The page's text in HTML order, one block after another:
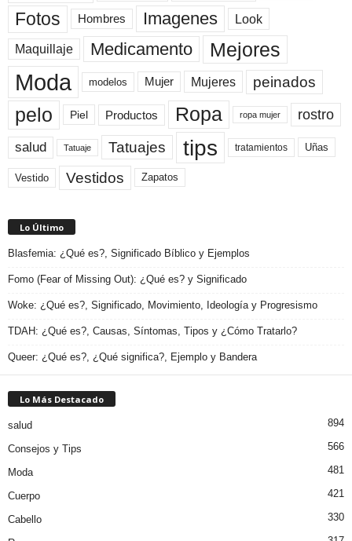
Fotos Hombres Imagenes Look
Maquillaje Medicamento Mejores
Moda modelos Mujer Mujeres peinados
pelo Piel Productos Ropa ropa mujer rostro
salud Tatuaje Tatuajes tips tratamientos Uñas
Vestido Vestidos Zapatos
Lo Último
Blasfemia: ¿Qué es?, Significado Bíblico y Ejemplos
Fomo (Fear of Missing Out): ¿Qué es? y Significado
Woke: ¿Qué es?, Significado, Movimiento, Ideología y Progresismo
TDAH: ¿Qué es?, Causas, Síntomas, Tipos y ¿Cómo Tratarlo?
Queer: ¿Qué es?, ¿Qué significa?, Ejemplo y Bandera
Lo Más Destacado
salud 894
Consejos y Tips 566
Moda 481
Cuerpo 421
Cabello 330